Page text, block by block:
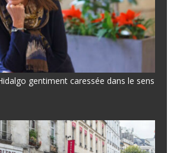
gentiment caressée dans le sens